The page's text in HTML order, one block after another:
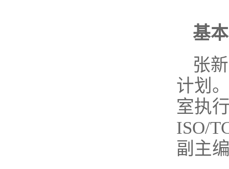
基
张
计划
室执
ISO/
副主